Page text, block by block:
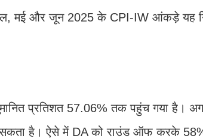
मई और जून 2025 के CPI-IW आंकड़े यह
प्रतिशत 57.06% तक पहुंच गया है।
है। ऐसे में DA को राउंड ऑफ करके